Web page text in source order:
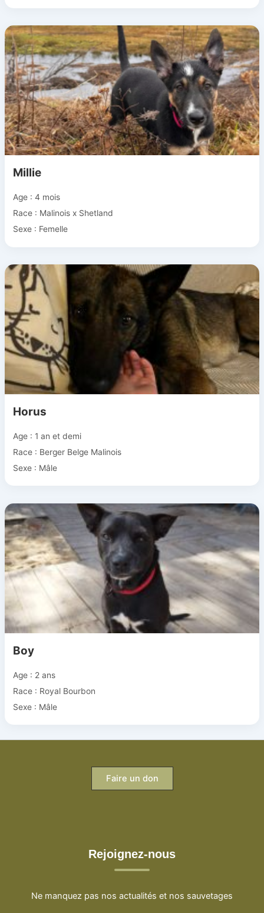
Millie
Age : 4 mois
Race : Malinois x Shetland
Sexe : Femelle
Horus
Age : 1 an et demi
Race : Berger Belge Malinois
Sexe : Mâle
Boy
Age : 2 ans
Race : Royal Bourbon
Sexe : Mâle
Faire un don
Rejoignez-nous
Ne manquez pas nos actualités et nos sauvetages